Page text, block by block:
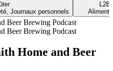
Journaux personnels
L2B
Beer Brewing Podcast
Beer Brewing Podcast
Home and Beer